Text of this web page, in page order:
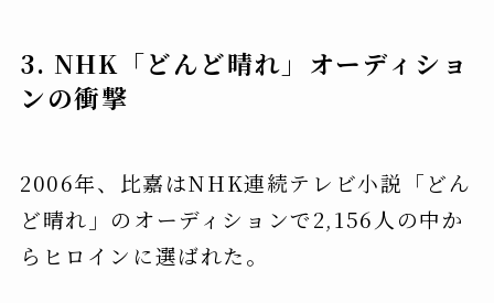
3. NHK「どんど晴れ」オーディショ
ンの衝撃
2006年、比嘉はNHK連続テレビ小説「どん
ど晴れ」のオーディションで2,156人の中か
らヒロインに選ばれた。